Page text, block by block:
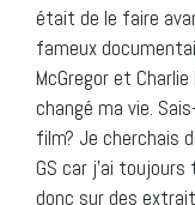
était de le faire
fameux
McGregor et
changé ma vie.
film? Je cherchais
GS car j’ai
donc sur des